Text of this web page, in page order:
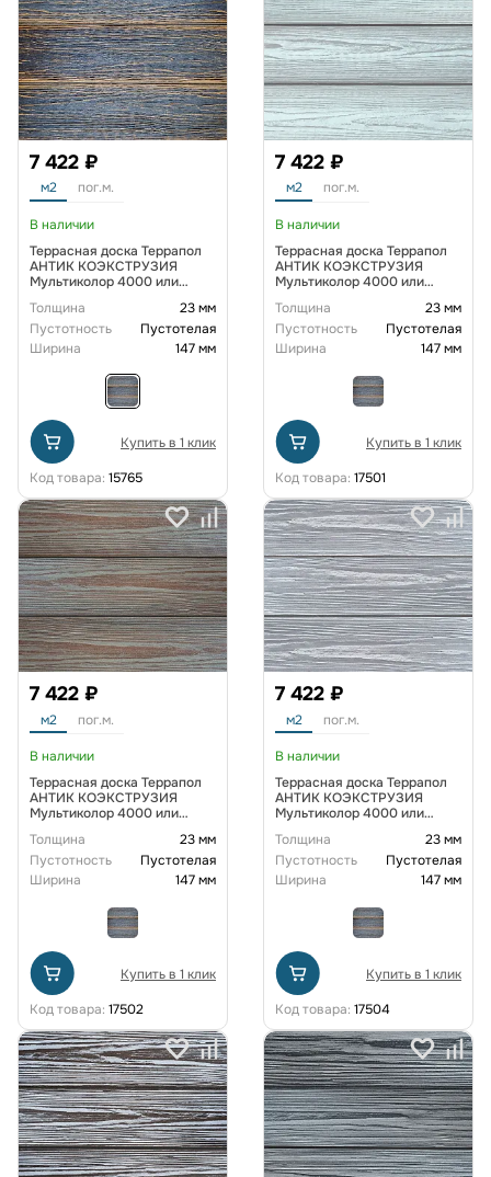
7 422 ₽
м2 пог.м.
В наличии
Террасная доска Террапол
АНТИК КОЭКСТРУЗИЯ
Мультиколор 4000 или
Олимп
Толщина
23 мм
Пустотность
Пустотелая
Ширина
147 мм
Купить в 1 клик
Код товара: 15765
7 422 ₽
м2 пог.м.
В наличии
Террасная доска Террапол
АНТИК КОЭКСТРУЗИЯ
Мультиколор 4000 или
Толщина
23 мм
Пустотность
Пустотелая
Ширина
147 мм
Купить в 1 клик
Код товара: 17501
7 422 ₽
м2 пог.м.
В наличии
Террасная доска Террапол
АНТИК КОЭКСТРУЗИЯ
Мультиколор 4000 или
Саламис
Толщина
23 мм
Пустотность
Пустотелая
Ширина
147 мм
Купить в 1 клик
Код товара: 17502
7 422 ₽
м2 пог.м.
В наличии
Террасная доска Террапол
АНТИК КОЭКСТРУЗИЯ
Мультиколор 4000 или
Санторини
Толщина
23 мм
Пустотность
Пустотелая
Ширина
147 мм
Купить в 1 клик
Код товара: 17504